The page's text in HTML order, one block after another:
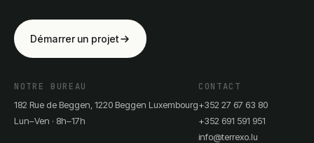
Démarrer un projet
NOTRE BUREAU
182 Rue de Beggen, 1220 Beggen Luxembourg
Lun–Ven · 8h–17h
CONTACT
+352 27 67 63 80
+352 691 591 951
info@terrexo.lu